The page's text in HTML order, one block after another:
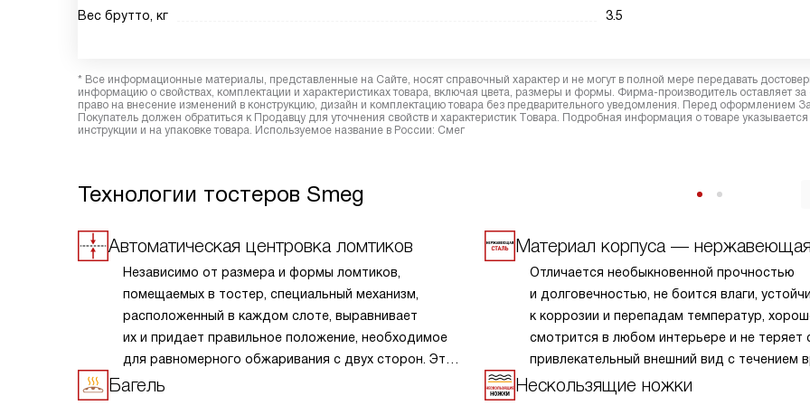
Вес брутто, кг 3.5
* Все информационные материалы, представленные на Сайте, носят справочный характер и не могут в полной мере передавать
информацию о свойствах, комплектации и характеристиках товара, включая цвета, размеры и формы. Фирма-производитель оставляет за
право на внесение изменений в конструкцию, дизайн и комплектацию товара без предварительного уведомления. Перед оформлением
Покупатель должен обратиться к Продавцу для уточнения свойств и характеристик Товара. Подробная информация о товаре указывается
инструкции и на упаковке товара. Используемое название в России: Смег
Технологии тостеров Smeg
Автоматическая центровка ломтиков
Независимо от размера и формы ломтиков,
помещаемых в тостер, специальный механизм,
расположенный в каждом слоте, выравнивает
их и придает правильное положение, необходимое
для равномерного обжаривания с двух сторон. Это
гарантирует отсутствие подгоревших или
Багель
Материал корпуса —
Отличается необыкновенной прочностью
и долговечностью, не боится влаги,
к коррозии и перепадам температур,
смотрится в любом интерьере и не теряет
привлекательный внешний вид с течением
даже при весьма интенсивной
Нескользящие ножки